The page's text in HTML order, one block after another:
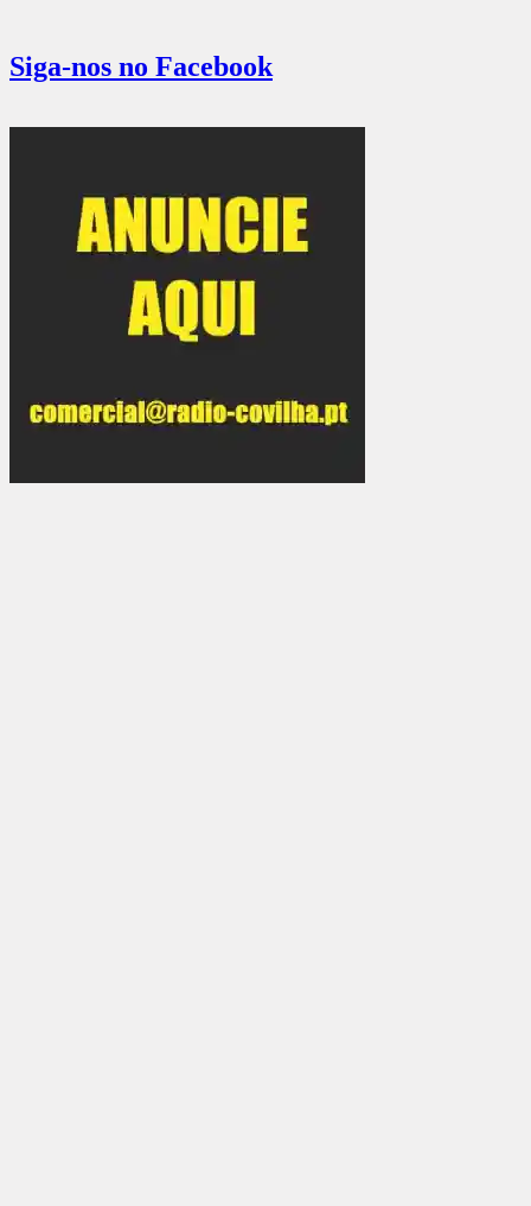
Siga-nos no Facebook